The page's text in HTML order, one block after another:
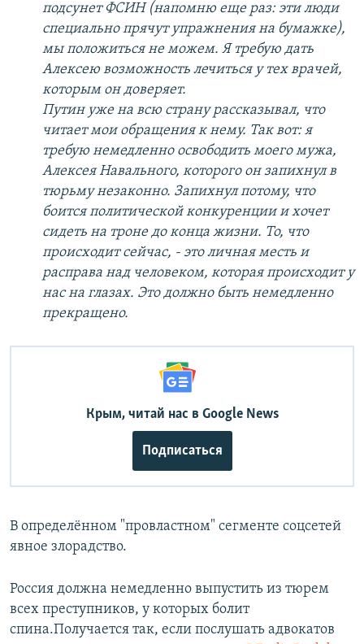
подсунет ФСИН (напомню еще раз: эти люди
специально прячут упражнения на бумажке),
мы положиться не можем. Я требую дать
Алексею возможность лечиться у тех врачей,
которым он доверяет.
Путин уже на всю страну рассказывал, что
читает мои обращения к нему. Так вот: я
требую немедленно освободить моего мужа,
Алексея Навального, которого он запихнул в
тюрьму незаконно. Запихнул потому, что
боится политической конкуренции и хочет
сидеть на троне до конца жизни. То, что
происходит сейчас, - это личная месть и
расправа над человеком, которая происходит у
нас на глазах. Это должно быть немедленно
прекращено.
Крым, читай нас в Google News
Подписаться
В определённом "провластном" сегменте соцсетей
явное злорадство.
Россия должна немедленно выпустить из тюрем
всех преступников, у которых болит
спина.Получается так, если послушать адвокатов